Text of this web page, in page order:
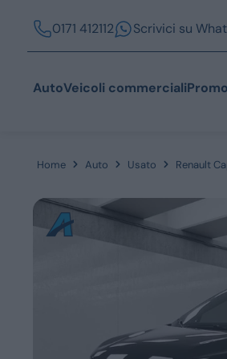
0171 412112 Scrivici su
AutoVeicoli commercialiPromo
Acquista
Home Auto Usato Renault